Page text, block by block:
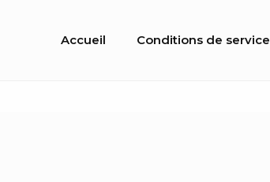
Site
Accueil Conditions de service